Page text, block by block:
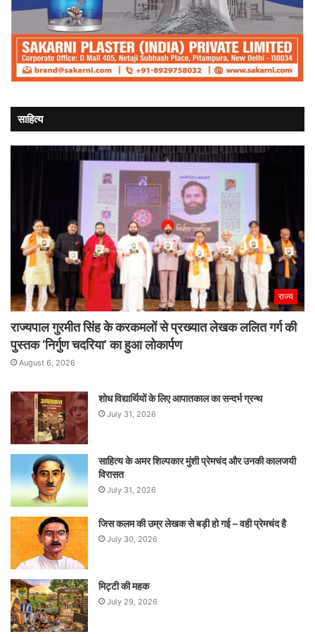
साहित्य
राज्य
राज्यपाल गुरमीत सिंह के करकमलों से प्रख्यात लेखक ललित गर्ग की
पुस्तक ‘निर्गुण चदरिया’ का हुआ लोकार्पण
August 6, 2026
शोध विद्यार्थियों के लिए आपातकाल का सन्दर्भ ग्रन्थ
July 31, 2026
साहित्य के अमर शिल्पकार मुंशी प्रेमचंद और उनकी कालजयी
विरासत
July 31, 2026
जिस कलम की उम्र लेखक से बड़ी हो गई – वही प्रेमचंद है
July 30, 2026
मिट्टी की महक
July 29, 2026